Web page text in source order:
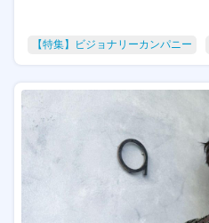
【特集】ビジョナリーカンパニー